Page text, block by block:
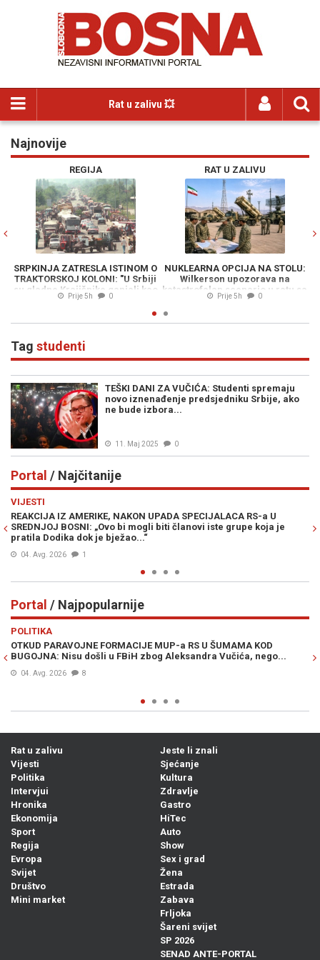
Rat u zalivu 💥
Najnovije
REGIJA
SRPKINJA ZATRESLA ISTINOM O
TRAKTORSKOJ KOLONI: "U Srbiji
su gladne Krajišnike ganjali kao
divljač"
Prije 5h 0
RAT U ZALIVU
NUKLEARNA OPCIJA NA STOLU:
Wilkerson upozorava na
katastrofalan scenario u ratu sa
Iranom
Prije 5h 0
Tag studenti
TEŠKI DANI ZA VUČIĆA: Studenti spremaju
novo iznenađenje predsjedniku Srbije, ako
ne bude izbora...
11. Maj 2025 0
Portal / Najčitanije
VIJESTI
REAKCIJA IZ AMERIKE, NAKON UPADA SPECIJALACA RS-a U
SREDNJOJ BOSNI: „Ovo bi mogli biti članovi iste grupe koja je
pratila Dodika dok je bježao...“
04. Avg. 2026 1
Portal / Najpopularnije
POLITIKA
OTKUD PARAVOJNE FORMACIJE MUP-a RS U ŠUMAMA KOD
BUGOJNA: Nisu došli u FBiH zbog Aleksandra Vučića, nego...
04. Avg. 2026 8
Rat u zalivu
Vijesti
Politika
Intervjui
Hronika
Ekonomija
Sport
Regija
Evropa
Svijet
Društvo
Mini market
Jeste li znali
Sjećanje
Kultura
Zdravlje
Gastro
HiTec
Auto
Show
Sex i grad
Žena
Estrada
Zabava
Frljoka
Šareni svijet
SP 2026
SENAD ANTE-PORTAL